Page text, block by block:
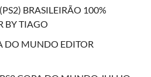
BRASILEIRÃO 100%
BY TIAGO
DO MUNDO EDITOR